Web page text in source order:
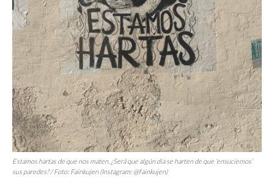
Estamos hartas de que nos maten. ¿Será que algún día se harten de que ‘ensuciemos’
sus paredes? / Foto: Fainkujen (Instagram: @fainkujen)